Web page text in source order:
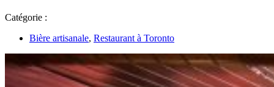
Catégorie :
Bière artisanale, Restaurant à Toronto